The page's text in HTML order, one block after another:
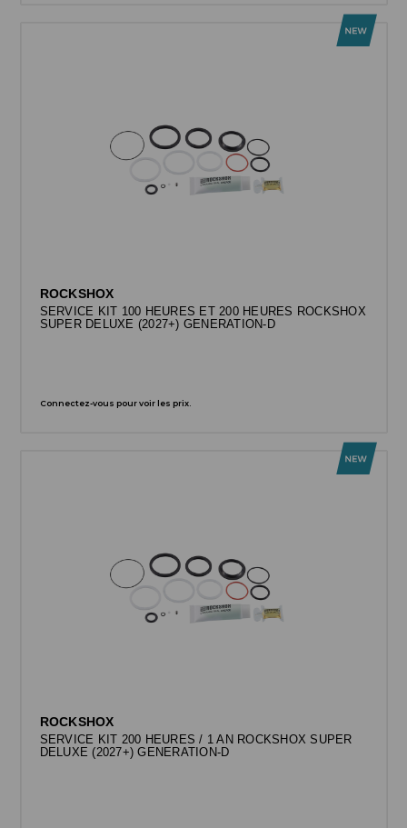
ROCKSHOX
SERVICE KIT 100 HEURES ET 200 HEURES ROCKSHOX
SUPER DELUXE (2027+) GENERATION-D
Connectez-vous pour voir les prix.
ROCKSHOX
SERVICE KIT 200 HEURES / 1 AN ROCKSHOX SUPER
DELUXE (2027+) GENERATION-D